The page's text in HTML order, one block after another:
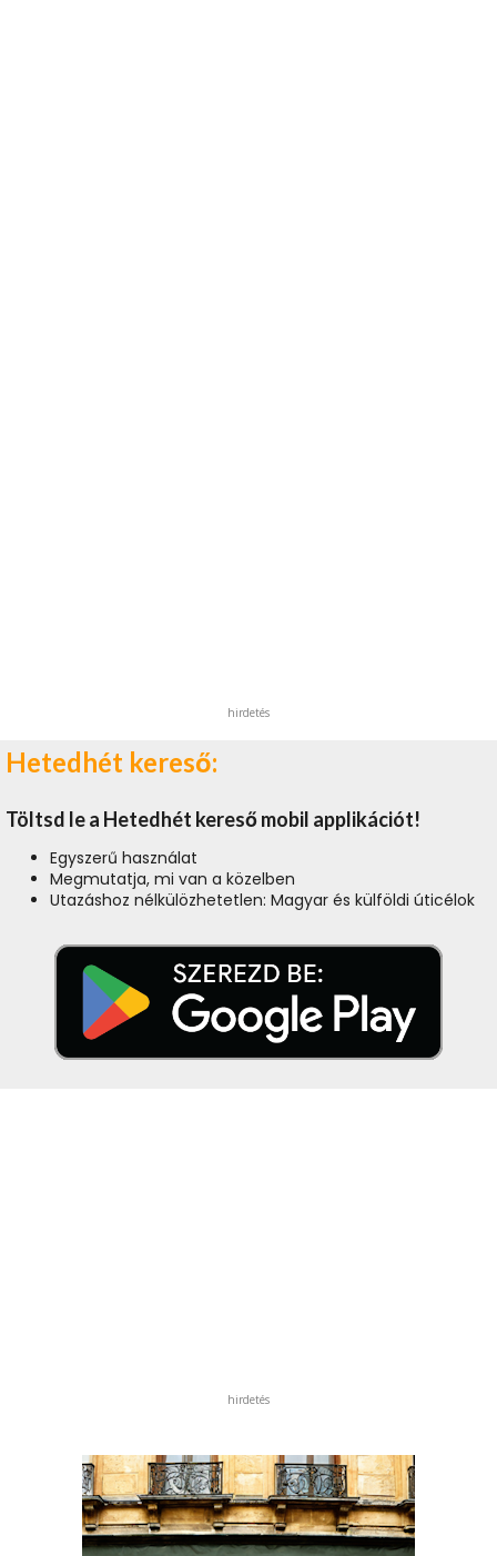
hirdetés
Hetedhét kereső:
Töltsd le a Hetedhét kereső mobil applikációt!
Egyszerű használat
Megmutatja, mi van a közelben
Utazáshoz nélkülözhetetlen: Magyar és külföldi úticélok
hirdetés